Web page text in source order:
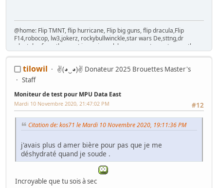
@home: Flip TMNT, flip hurricane, Flip big guns, flip dracula,Flip
F14,robocop, lw3,jokerz, rockybullwinckle,star wars De,sttng,dr
who,tales from the crypt,jurassic park,laser war,gateway,tommy the
who,baby pacman./cab=Mortal kombat 2,hang on DX, time crisis,
command , cocktail "taito", cocktail space trek,cocktail
galaxian,cocktail DE deco,cocktail SI., twin sega rally, OUT RUN,cockpit
OT turbo, Virtua cop, Euro 40, astro city Blast city,mvs4u,namco
exceleena red,madonna,aerocityx2,sega city ,bandido et afterburner
dx;
tilowil
✌(◕‿◕)✌ Donateur 2025 Brouettes Master's
Staff
Moniteur de test pour MPU Data East
#12
Mardi 10 Novembre 2020, 21:47:02 PM
Citation de: kos71 le Mardi 10 Novembre 2020, 19:11:36 PM
j'avais plus d amer bière pour pas que je me
déshydraté quand je soude .
Incroyable que tu sois à sec